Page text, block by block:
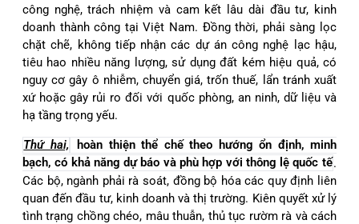
công nghệ, trách nhiệm và cam kết lâu dài đầu tư, kinh
doanh thành công tại Việt Nam. Đồng thời, phải sàng lọc
chặt chẽ, không tiếp nhận các dự án công nghệ lạc hậu,
tiêu hao nhiều năng lượng, sử dụng đất kém hiệu quả, có
nguy cơ gây ô nhiễm, chuyển giá, trốn thuế, lẩn tránh xuất
xứ hoặc gây rủi ro đối với quốc phòng, an ninh, dữ liệu và
hạ tầng trọng yếu.
Thứ hai,
hoàn thiện thể chế theo hướng ổn định, minh
bạch, có khả năng dự báo và phù hợp với thông lệ quốc tế.
Các bộ, ngành phải rà soát, đồng bộ hóa các quy định liên
quan đến đầu tư, kinh doanh và thị trường. Kiên quyết xử lý
tình trạng chồng chéo, mâu thuẫn, thủ tục rườm rà và cách